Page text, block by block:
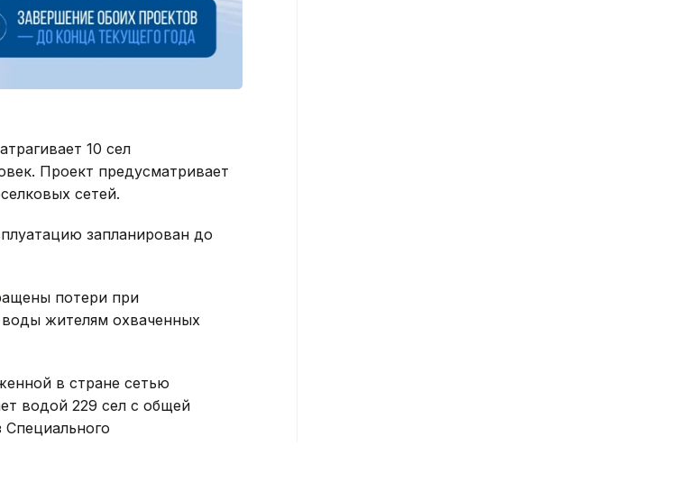
10 сел
Проект предусматривает
сетей.
запланирован до
потери при
жителям охваченных
в стране сетью
водой 229 сел с общей
Специального